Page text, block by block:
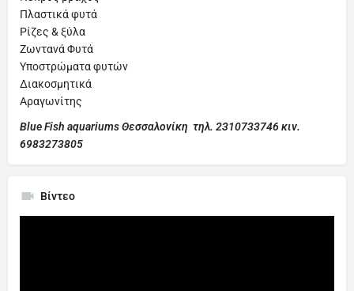
Πλαστικά φυτά
Ρίζες & ξύλα
Ζωντανά Φυτά
Υποστρώματα φυτών
Διακοσμητικά
Αραγωνίτης
Blue Fish aquariums Θεσσαλονίκη τηλ. 2310733746 κιν.
6983273805
Βίντεο